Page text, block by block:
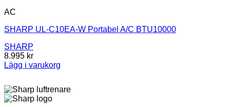
AC
SHARP UL-C10EA-W Portabel A/C BTU10000
SHARP
8.995 kr
Lägg i varukorg